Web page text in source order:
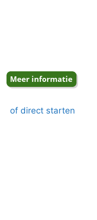
of direct starten